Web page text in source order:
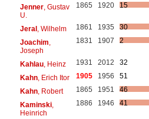
Jenner, Gustav
U.
1865 1920 15
Jeral, Wilhelm 1861 1935
30
Joachim
Joseph
1831 1907 2
Kahlau, Heinz 1931 2012
32
Kahn, Erich Itor 1905 1956
51
Kahn, Robert 1865 1951
46
Kaminski,
Heinrich
1886 1946 41